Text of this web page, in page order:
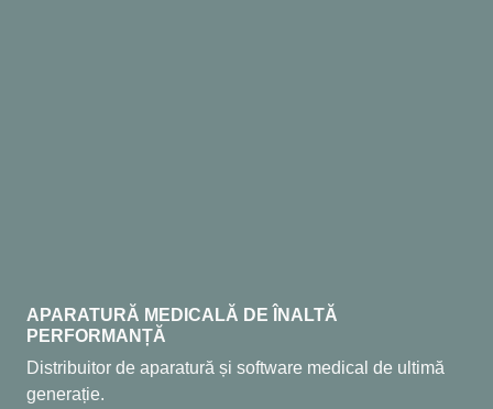
APARATURĂ MEDICALĂ DE ÎNALTĂ
PERFORMANȚĂ
Distribuitor de aparatură și software medical de ultimă
generație.